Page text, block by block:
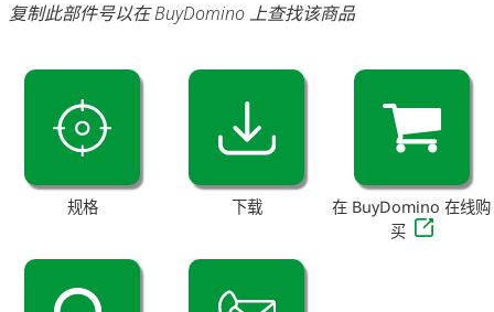
复制此部件号以在 BuyDomino 上查找该商品
规格 下载
在 BuyDomino 在线购
买